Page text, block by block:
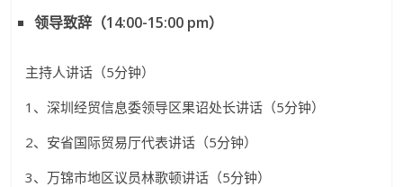
领导致辞（14:00-15:00 pm）
主持人讲话（5分钟）
1、深圳经贸信息委领导区果诏处长讲话（5分钟）
2、安省国际贸易厅代表讲话（5分钟）
3、万锦市地区议员林歌顿讲话（5分钟）